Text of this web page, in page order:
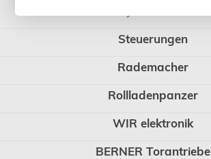
Steuerungen
Rademacher
Rollladenpanzer
WIR elektronik
BERNER Torantriebe